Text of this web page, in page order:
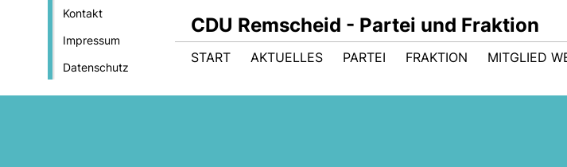
Kontakt
Impressum
Datenschutz
CDU Remscheid - Partei und Fraktion
START AKTUELLES PARTEI FRAKTION MITGLIED